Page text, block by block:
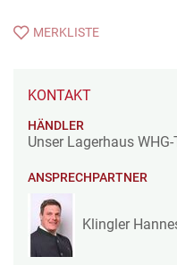
MERKLISTE
KONTAKT
HÄNDLER
Unser Lagerhaus
ANSPRECHPARTNER
Klingler